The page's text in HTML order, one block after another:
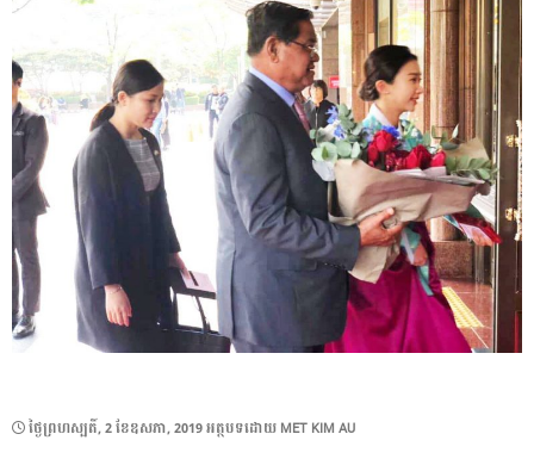
POSTED
ថ្ងៃ​ព្រហស្បតិ៍, 2 ខែ​ឧសភា, 2019អត្ថបទដោយ MET KIM AU